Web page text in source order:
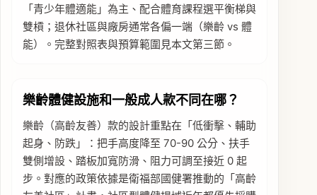
「青少年體適能」為主、配合體育課程選平衡梯與
雙槓；退休社區與廠房通常各偏一端（樂齡 vs 體
能）。完整對照表與預算範圍見本文第三節。
樂齡體健設施和一般成人款不同在哪？
樂齡（高齡友善）款的設計重點在「低衝擊、輔助
起身、防跌」：把手高度降至 70-90 公分、扶手
雙側增設、踏板加寬防滑、阻力可調至接近 0 起
步。對應的政策依據是衛福部國健署推動的「高齡